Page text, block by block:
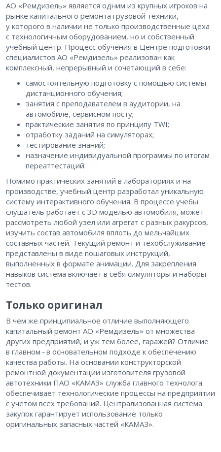
АО «Ремдизель» является одним из крупных игроков на
рынке капитального ремонта грузовой техники,
у которого в наличии не только производственные цеха
с технологичным оборудованием, но и собственный
учебный центр. Процесс обучения в Центре подготовки
специалистов АО «Ремдизель» реализован как
комплексный, непрерывный и сочетающий в себе:
самостоятельную подготовку с помощью системы
дистанционного обучения;
занятия с преподавателем в аудитории, на
автомобиле, сервисном посту;
практические занятия по принципу TWI;
отработку заданий на симуляторах;
тестирование знаний;
назначение индивидуальной программы по итогам
переаттестаций.
Помимо практических занятий в лабораториях и на
производстве, учебный центр разработал уникальную
систему интерактивного обучения. В процессе учебы
слушатель работает с 3D моделью автомобиля, может
рассмотреть любой узел или агрегат с разных ракурсов,
изучить состав автомобиля вплоть до мельчайших
составных частей. Текущий ремонт и техобслуживание
представлены в виде пошаговых инструкций,
выполненных в формате анимации. Для закрепления
навыков система включает в себя симуляторы и наборы
тестов.
Только оригинал
В чем же принципиальное отличие выполняющего
капитальный ремонт АО «Ремдизель» от множества
других предприятий, и уж тем более, гаражей? Отличие
в главном – ​в основательном подходе к обеспечению
качества работы. На основании конструкторской
ремонтной документации изготовителя грузовой
автотехники ПАО «КАМАЗ» служба главного технолога
обеспечивает технологические процессы на предприятии
с учетом всех требований. Централизованная система
закупок гарантирует использование только
оригинальных запасных частей «КАМАЗ».